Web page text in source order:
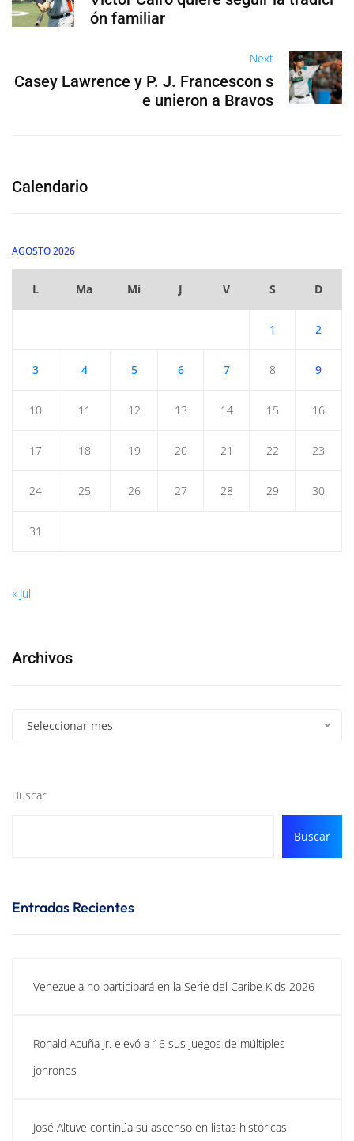
ón familiar
Next
Casey Lawrence y P. J. Francescon s
e unieron a Bravos
Calendario
AGOSTO 2026
L Ma Mi J V S D
1 2
3 4 5 6 7 8 9
10 11 12 13 14 15 16
17 18 19 20 21 22 23
24 25 26 27 28 29 30
31
« Jul
Archivos
Seleccionar mes
Buscar
Buscar
Entradas Recientes
Venezuela no participará en la Serie del Caribe Kids 2026
Ronald Acuña Jr. elevó a 16 sus juegos de múltiples
jonrones
José Altuve continúa su ascenso en listas históricas